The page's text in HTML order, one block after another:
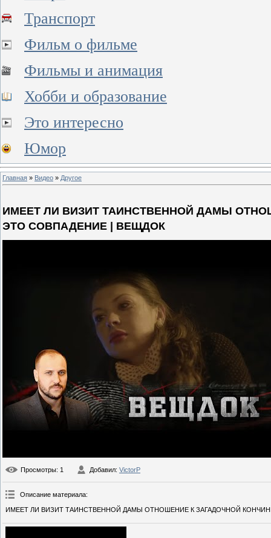
Транспорт
Фильм о фильме
Фильмы и анимация
Хобби и образование
Это интересно
Юмор
Главная » Видео » Другое
ИМЕЕТ ЛИ ВИЗИТ ТАИНСТВЕННОЙ ДАМЫ
ЭТО СОВПАДЕНИЕ | ВЕЩДОК
Просмотры: 1 Добавил: VictorP
Описание материала:
ИМЕЕТ ЛИ ВИЗИТ ТАИНСТВЕННОЙ ДАМЫ ОТНОШЕНИЕ К ЗАГАДОЧНОЙ